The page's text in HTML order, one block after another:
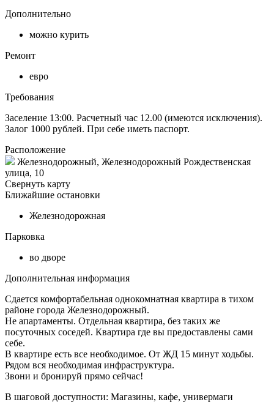
Дополнительно
можно курить
Ремонт
евро
Требования
Заселение 13:00. Расчетный час 12.00 (имеются исключения).
Залог 1000 рублей. При себе иметь паспорт.
Расположение
Железнодорожный, Железнодорожный Рождественская
улица, 10
Свернуть карту
Ближайшие остановки
Железнодорожная
Парковка
во дворе
Дополнительная информация
Сдается комфортабельная однокомнатная квартира в тихом
районе города Железнодорожный.
Не апартаменты. Отдельная квартира, без таких же
посуточных соседей. Квартира где вы предоставлены сами
себе.
В квартире есть все необходимое. От ЖД 15 минут ходьбы.
Рядом вся необходимая инфраструктура.
Звони и бронируй прямо сейчас!
В шаговой доступности: Магазины, кафе, универмаги